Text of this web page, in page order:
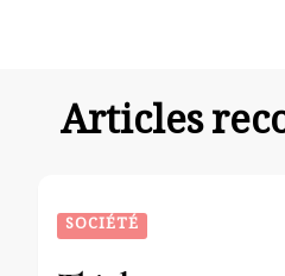
Articles
SOCIÉTÉ